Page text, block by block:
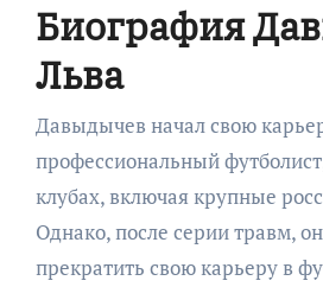
Биография
Льва
Давыдычев начал свою
профессиональный
клубах, включая крупные
Однако, после серии травм,
прекратить свою карьеру в